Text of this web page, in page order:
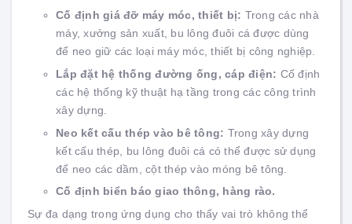
Cố định giá đỡ máy móc, thiết bị: Trong các nhà
máy, xưởng sản xuất, bu lông đuôi cá được dùng
để neo giữ các loại máy móc, thiết bị công nghiệp.
Lắp đặt hệ thống đường ống, cáp điện: Cố định
các hệ thống kỹ thuật hạ tầng trong các công trình
xây dựng.
Neo kết cấu thép vào bê tông: Trong xây dựng
kết cấu thép, bu lông đuôi cá có thể được sử dụng
để neo các dầm, cột thép vào móng bê tông.
Cố định biển báo giao thông, hàng rào.
Sự đa dạng trong ứng dụng cho thấy vai trò không thể